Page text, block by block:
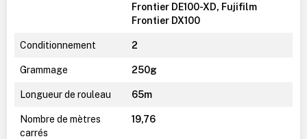
Frontier DE100-XD, Fujifilm
Frontier DX100
Conditionnement 2
Grammage 250g
Longueur de rouleau 65m
Nombre de mètres
carrés
19,76